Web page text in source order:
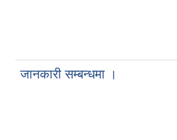
जानकारी सम्बन्धमा ।